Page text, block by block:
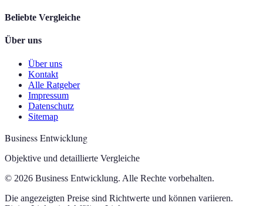
Beliebte Vergleiche
Über uns
Über uns
Kontakt
Alle Ratgeber
Impressum
Datenschutz
Sitemap
Business Entwicklung
Objektive und detaillierte Vergleiche
© 2026 Business Entwicklung. Alle Rechte vorbehalten.
Die angezeigten Preise sind Richtwerte und können variieren.